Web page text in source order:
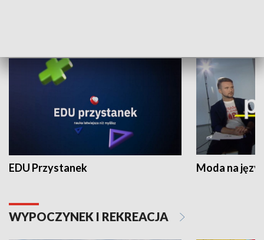
EDU Przystanek Moda na
WYPOCZYNEK I REKREACJA